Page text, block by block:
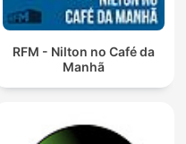
RFM - Nilton no Café da
Manhã